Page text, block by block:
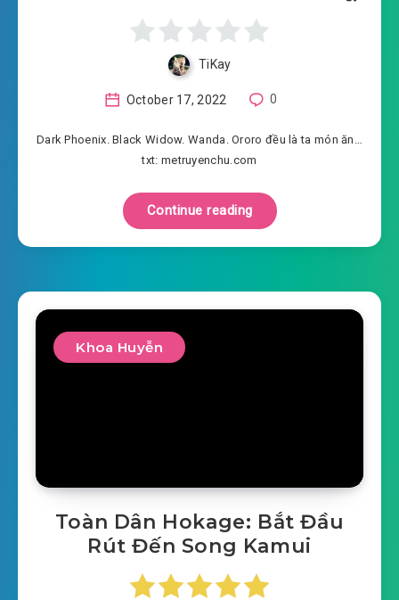
TiKay
October 17, 2022 0
Dark Phoenix. Black Widow. Wanda. Ororo đều là ta món ăn…
txt: metruyenchu.com
Continue reading
Khoa Huyễn
Toàn Dân Hokage: Bắt Đầu
Rút Đến Song Kamui